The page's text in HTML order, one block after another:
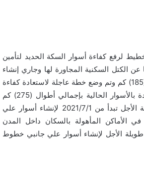
لرفع كفاءة أسوار السكة الحديد لتأمين
الكتل السكنية المجاورة لها وجاري إنشاء
أسوار بإجمالي أطوال (185) كم وتم وضع خطة عاجلة لاستعادة كفاءة
وغلق الفتحات الموجودة بالأسوار الحالية بإجمالي أطوال (275) كم
وتم وضع خطة متوسطة الأجل تبدأ من 2021/7/1 لإنشاء أسوار علي
الأماكن المأهولة بالسكان داخل المدن
الأجل لإنشاء أسوار علي جانبي خطوط